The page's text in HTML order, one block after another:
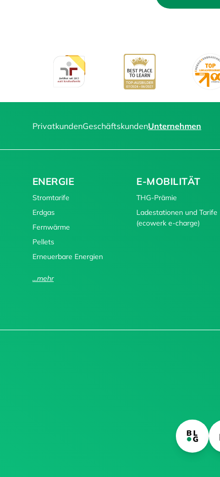
PrivatkundenGeschäftskundenUnternehmen
ENERGIE
Stromtarife
Erdgas
Fernwärme
Pellets
Erneuerbare Energien
...mehr
E-MOBILITÄT
THG-Prämie
Ladestationen und Tarife
(ecowerk e-charge)